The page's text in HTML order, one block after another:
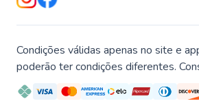
Condições válidas apenas no site e
poderão ter condições diferentes.